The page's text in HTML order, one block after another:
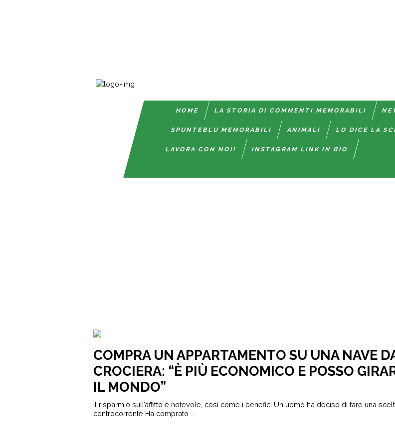
HOME LA STORIA DI COMMENTI MEMORABILI
SPUNTEBLU MEMORABILI ANIMALI LO DICE LA
LAVORA CON NOI! INSTAGRAM LINK IN BIO
COMPRA UN APPARTAMENTO SU UNA NAVE
CROCIERA: “È PIÙ ECONOMICO E POSSO
IL MONDO”
Il risparmio sull’affitto è notevole, così come i benefici Un uomo ha deciso di fare una
controcorrente Ha comprato ...